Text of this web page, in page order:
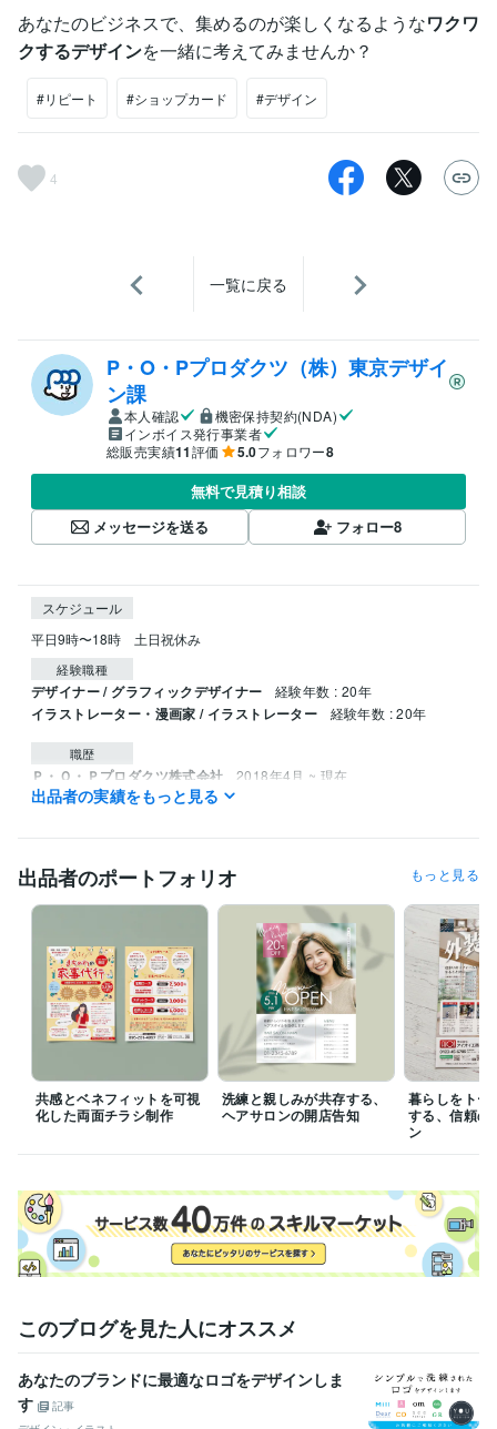
あなたのビジネスで、集めるのが楽しくなるようなワクワ
クするデザインを一緒に考えてみませんか？
#リピート #ショップカード #デザイン
4
一覧に戻る
P・O・Pプロダクツ（株）東京デザイ
ン課
本人確認
機密保持契約(NDA)
インボイス発行事業者
総販売実績11評価 5.0フォロワー8
無料で見積り相談
メッセージを送る
フォロー8
スケジュール
平日9時〜18時　土日祝休み
経験職種
デザイナー / グラフィックデザイナー 経験年数 : 20年
イラストレーター・漫画家 / イラストレーター 経験年数 : 20年
職歴
Ｐ・Ｏ・Ｐプロダクツ株式会社 2018年4月 ~ 現在
第23回　ザ・チョイス年度賞審査　入賞 第5回TIS公募 入選 illustrat
Adobe Photoshop:20年
得意分野
イラスト作成・漫画制作 版画風イラスト 似顔絵
学歴
日本大学 2002年3月 ~ 2006年2月
出品者の実績をもっと見る
出品者のポートフォリオ もっと見る
共感とベネフィットを可視
化した両面チラシ制作
洗練と親しみが共存する、
ヘアサロンの開店告知
暮らしをトー
する、信頼の
ン
このブログを見た人にオススメ
あなたのブランドに最適なロゴをデザインしま
す
記事